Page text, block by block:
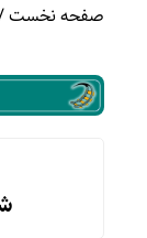
صفحه نخست